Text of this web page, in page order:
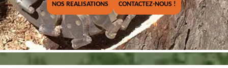
NOS REALISATIONS CONTACTEZ-NOUS !